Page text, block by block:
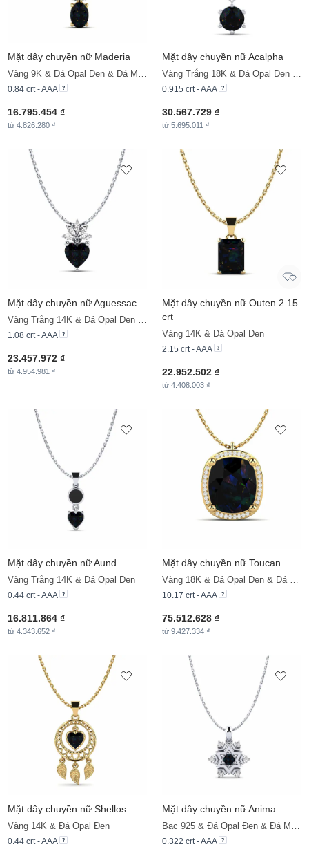
Mặt dây chuyền nữ Maderia
Vàng 9K & Đá Opal Đen & Đá Moissanite
0.84 crt - AAA
16.795.454 ₫
từ 4.826.280 ₫
Mặt dây chuyền nữ Acalpha
Vàng Trắng 18K & Đá Opal Đen & Đá Moissanite
0.915 crt - AAA
30.567.729 ₫
từ 5.695.011 ₫
Mặt dây chuyền nữ Aguessac
Vàng Trắng 14K & Đá Opal Đen & Đá Moissanite
1.08 crt - AAA
23.457.972 ₫
từ 4.954.981 ₫
Mặt dây chuyền nữ Outen 2.15
crt
Vàng 14K & Đá Opal Đen
2.15 crt - AAA
22.952.502 ₫
từ 4.408.003 ₫
Mặt dây chuyền nữ Aund
Vàng Trắng 14K & Đá Opal Đen
0.44 crt - AAA
16.811.864 ₫
từ 4.343.652 ₫
Mặt dây chuyền nữ Toucan
Vàng 18K & Đá Opal Đen & Đá Moissanite
10.17 crt - AAA
75.512.628 ₫
từ 9.427.334 ₫
Mặt dây chuyền nữ Shellos
Vàng 14K & Đá Opal Đen
0.44 crt - AAA
Mặt dây chuyền nữ Anima
Bạc 925 & Đá Opal Đen & Đá Moissanite
0.322 crt - AAA